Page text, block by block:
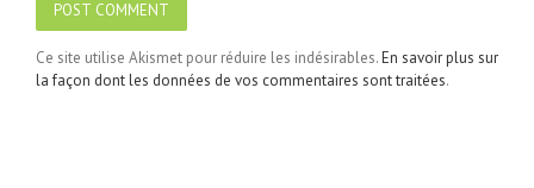
Ce site utilise Akismet pour réduire les indésirables.En savoir plus sur
la façon dont les données de vos commentaires sont traitées.